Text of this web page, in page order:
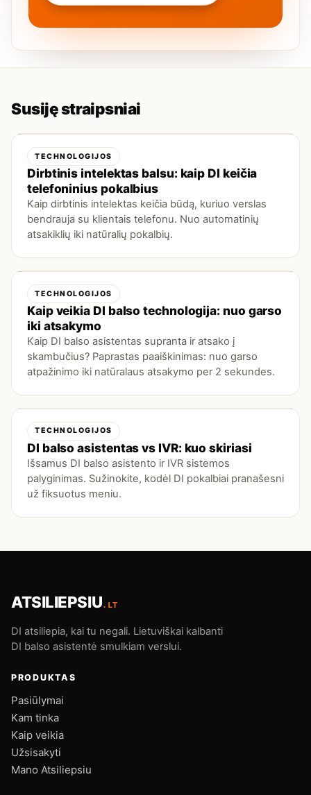
Susiję straipsniai
TECHNOLOGIJOS
Dirbtinis intelektas balsu: kaip DI keičia
telefoninius pokalbius
Kaip dirbtinis intelektas keičia būdą, kuriuo verslas
bendrauja su klientais telefonu. Nuo automatinių
atsakiklių iki natūralių pokalbių.
TECHNOLOGIJOS
Kaip veikia DI balso technologija: nuo garso
iki atsakymo
Kaip DI balso asistentas supranta ir atsako į
skambučius? Paprastas paaiškinimas: nuo garso
atpažinimo iki natūralaus atsakymo per 2 sekundes.
TECHNOLOGIJOS
DI balso asistentas vs IVR: kuo skiriasi
Išsamus DI balso asistento ir IVR sistemos
palyginimas. Sužinokite, kodėl DI pokalbiai pranašesni
už fiksuotus meniu.
ATSILIEPSIU.LT
DI atsiliepia, kai tu negali. Lietuviškai kalbanti
DI balso asistentė smulkiam verslui.
PRODUKTAS
Pasiūlymai
Kam tinka
Kaip veikia
Užsisakyti
Mano Atsiliepsiu